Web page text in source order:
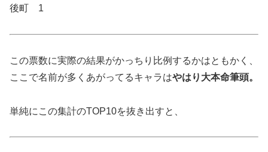
後町 1
この票数に実際の結果がかっちり比例するかはともかく、
ここで名前が多くあがってるキャラはやはり大本命筆頭。
単純にこの集計のTOP10を抜き出すと、